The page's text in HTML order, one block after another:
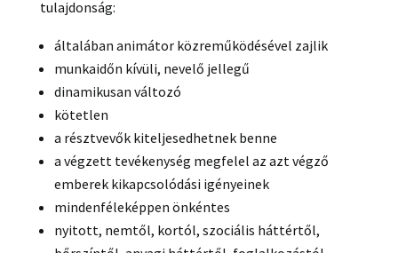
tulajdonság:
általában animátor közreműködésével zajlik
munkaidőn kívüli, nevelő jellegű
dinamikusan változó
kötetlen
a résztvevők kiteljesedhetnek benne
a végzett tevékenység megfelel az azt végző
emberek kikapcsolódási igényeinek
mindenféleképpen önkéntes
nyitott, nemtől, kortól, szociális háttértől,